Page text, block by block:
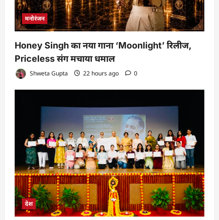
मनोरंजन
Honey Singh का नया गाना ‘Moonlight’ रिलीज,
Priceless संग मचाया धमाल
Shweta Gupta 22 hours ago 0
देश